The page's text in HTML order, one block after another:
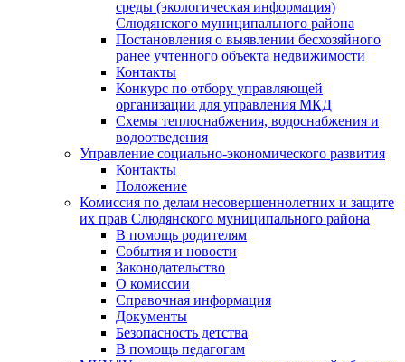
среды (экологическая информация)
Слюдянского муниципального района
Постановления о выявлении бесхозяйного
ранее учтенного объекта недвижимости
Контакты
Конкурс по отбору управляющей
организации для управления МКД
Схемы теплоснабжения, водоснабжения и
водоотведения
Управление социально-экономического развития
Контакты
Положение
Комиссия по делам несовершеннолетних и защите
их прав Слюдянского муниципального района
В помощь родителям
События и новости
Законодательство
О комиссии
Справочная информация
Документы
Безопасность детства
В помощь педагогам